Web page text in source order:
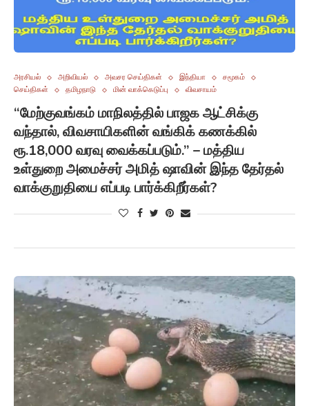
அரசியல் அறிவியல் அவசர செய்திகள் இந்தியா
சமூகம்
செய்திகள்
தமிழநாடு மின் வாக்கெடுப்பு விவசாயம்
“மேற்குவங்கம் மாநிலத்தில் பாஜக ஆட்சிக்கு
வந்தால், விவசாயிகளின் வங்கிக் கணக்கில்
ரூ.18,000 வரவு வைக்கப்படும்.” – மத்திய
உள்துறை அமைச்சர் அமித் ஷாவின் இந்த தேர்தல்
வாக்குறுதியை எப்படி பார்க்கிறீர்கள்?